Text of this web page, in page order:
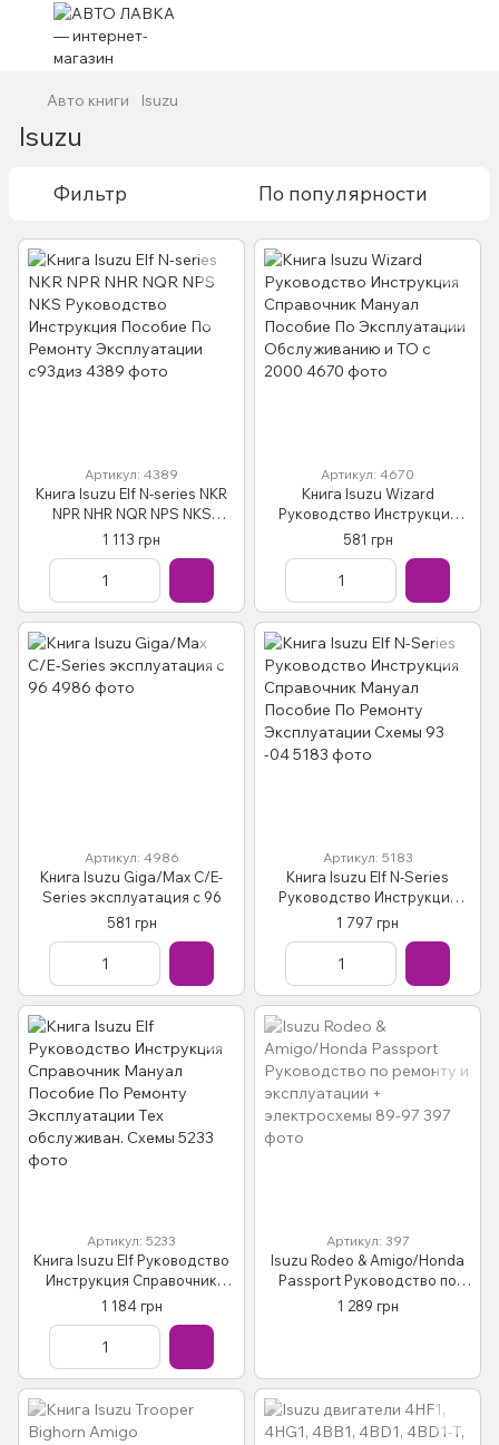
Авто книги Isuzu
Isuzu
Фильтр По популярности
Артикул: 4389
Книга Isuzu Elf N-series NKR
NPR NHR NQR NPS NKS
Руководство Инструкция
Пособие По Ремонту
Эксплуатации с93диз
1 113 грн
Артикул: 4670
Книга Isuzu Wizard
Руководство Инструкция
Справочник Мануал
Пособие По Эксплуатации
Обслуживанию и ТО с 2000
581 грн
Артикул: 4986
Книга Isuzu Giga/Max C/E-
Series эксплуатация с 96
581 грн
Артикул: 5183
Книга Isuzu Elf N-Series
Руководство Инструкция
Справочник Мануал
Пособие По Ремонту
Эксплуатации Схемы 93 -04
1 797 грн
Артикул: 5233
Книга Isuzu Elf Руководство
Инструкция Справочник
Мануал Пособие По Ремонту
Эксплуатации Тех
обслуживан. Схемы
1 184 грн
Артикул: 397
Isuzu Rodeo & Amigo/Honda
Passport Руководство по
ремонту и эксплуатации +
электросхемы 89-97
1 289 грн